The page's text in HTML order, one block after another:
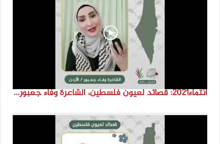
انتماء2021: قصائد لعيون فلسطين، الشاعرة وفاء جعبور، الاردن